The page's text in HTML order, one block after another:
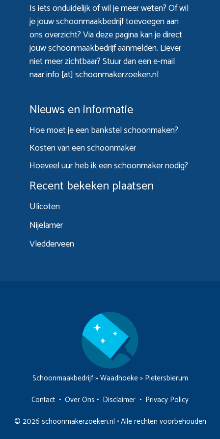
Is iets onduidelijk of wil je meer weten? Of wil
je jouw schoonmaakbedrijf toevoegen aan
ons overzicht? Viadeze paginakan je direct
jouw schoonmaakbedrijf aanmelden. Liever
niet meer zichtbaar? Stuur dan een e-mail
naar info [at] schoonmakerzoeken.nl
Nieuws en informatie
Hoe moet je een bankstel schoonmaken?
Kosten van een schoonmaker
Hoeveel uur heb ik een schoonmaker nodig?
Recent bekeken plaatsen
Ulicoten
Nijelamer
Vledderveen
Schoonmaakbedrijf»Waadhoeke» Pietersbierum
Contact • Over Ons • Disclaimer • Privacy Policy
© 2026 schoonmakerzoeken.nl • Alle rechten voorbehouden